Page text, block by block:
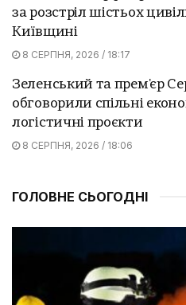
за розстріл шістьох
Київщині
8 СЕРПНЯ, 2026 / 18:17
Зеленський та прем'єр
обговорили спільні
логістичні проєкти
8 СЕРПНЯ, 2026 / 18:06
ГОЛОВНЕ СЬОГОДНІ